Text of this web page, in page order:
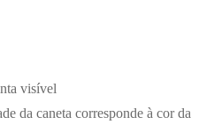
visível
da caneta corresponde à cor da